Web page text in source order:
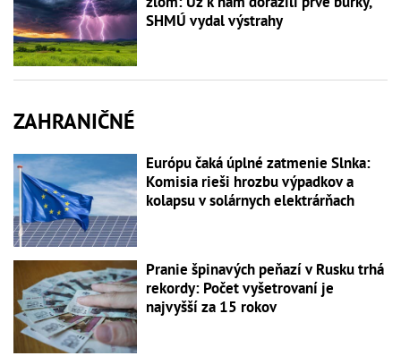
SHMÚ vydal výstrahy
ZAHRANIČNÉ
Európu čaká úplné zatmenie Slnka:
Komisia rieši hrozbu výpadkov a
kolapsu v solárnych elektrárňach
Pranie špinavých peňazí v Rusku trhá
rekordy: Počet vyšetrovaní je
najvyšší za 15 rokov